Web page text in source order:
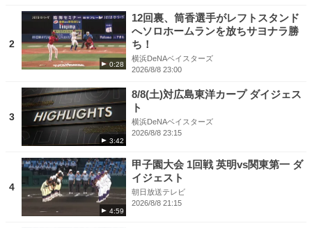
2
0:28
12回裏、筒香選手がレフトスタンド
へソロホームランを放ちサヨナラ勝
ち！
横浜DeNAベイスターズ
2026/8/8 23:00
3
3:42
8/8(土)対広島東洋カープ ダイジェス
ト
横浜DeNAベイスターズ
2026/8/8 23:15
4
4:59
甲子園大会 1回戦 英明vs関東第一 ダ
イジェスト
朝日放送テレビ
2026/8/8 21:15